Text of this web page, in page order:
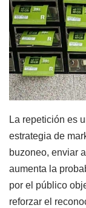
La repetición es
estrategia de
buzoneo, enviar
aumenta la
por el público
reforzar el